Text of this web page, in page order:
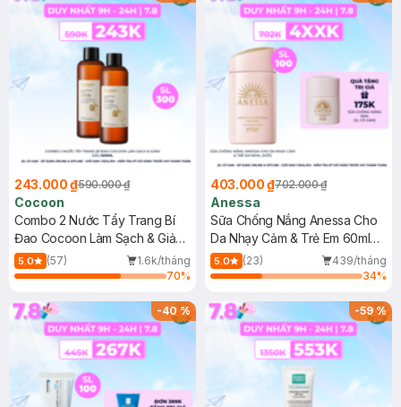
243.000 ₫590.000 ₫
Cocoon
Combo 2 Nước Tẩy Trang Bí
Đao Cocoon Làm Sạch & Giảm
Dầu 500ml
5.0 (57)
1.6k/tháng
70%
403.000 ₫702.000 ₫
Anessa
Sữa Chống Nắng Anessa Cho
Da Nhạy Cảm & Trẻ Em 60ml
(Mới)
5.0 (23)
439/tháng
34%
-40% -59%